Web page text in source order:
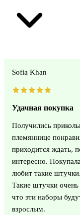
Sofia Khan
Удачная покупка
Получились
племяннице
приходится ждать,
интересно.
любит такие
Такие штучки
что эти наборы
взрослым.